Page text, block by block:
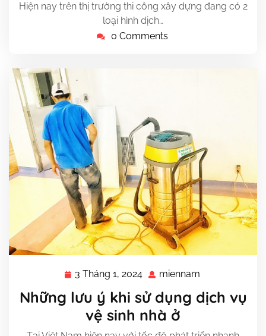
Hiện nay trên thị trường thi công xây dựng đang có 2
loại hình dịch…
0 Comments
3 Tháng 1, 2024
Tháng
1,
2024
miennam
Những lưu ý khi sử dụng dịch vụ
vệ sinh nhà ở